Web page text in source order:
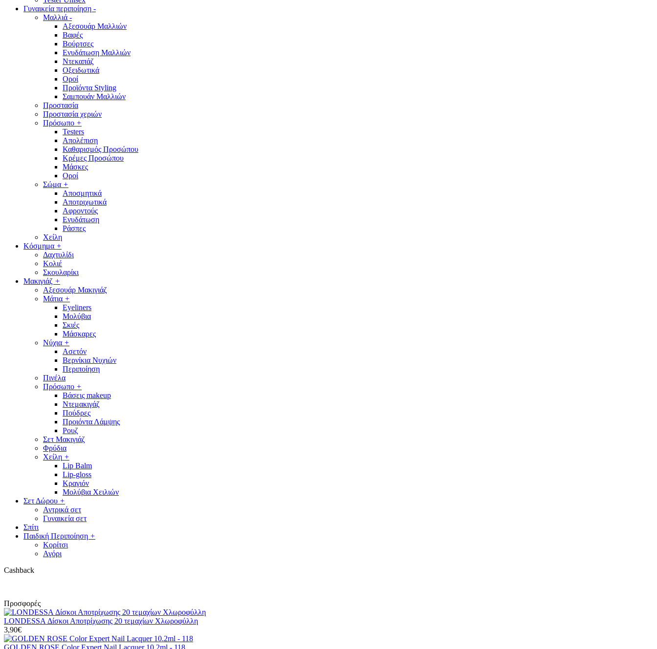
Γυναικεία περιποίηση -
Μαλλιά -
Αξεσουάρ Μαλλιών
Βαφές
Βούρτσες
Ενυδάτωση Μαλλιών
Ντεκαπάζ
Οξειδωτικά
Οροί
Προϊόντα Styling
Σαμπουάν Μαλλιών
Προστασία
Προστασία χεριών
Πρόσωπο +
Testers
Απολέπιση
Καθαρισμός Προσώπου
Κρέμες Προσώπου
Μάσκες
Οροί
Σώμα +
Αποσμητικά
Αποτριχωτικά
Αφροντούς
Ενυδάτωση
Ράσπες
Χείλη
Κόσμημα +
Δαχτυλίδι
Κολιέ
Σκουλαρίκι
Μακιγιάζ +
Αξεσουάρ Μακιγιάζ
Μάτια +
Eyeliners
Μολύβια
Σκιές
Μάσκαρες
Νύχια +
Ασετόν
Βερνίκια Νυχιών
Περιποίηση
Πινέλα
Πρόσωπο +
Βάσεις makeup
Ντεμακιγάζ
Πούδρες
Προιόντα Λάμψης
Ρουζ
Σετ Μακιγιάζ
Φρύδια
Χείλη +
Lip Balm
Lip-gloss
Κραγιόν
Μολύβια Χειλιών
Σετ Δώρου +
Αντρικά σετ
Γυναικεία σετ
Σπίτι
Παιδική Περιποίηση +
Κορίτσι
Αγόρι
Cashback
Προσφορές
LONDESSA Δίσκοι Αποτρίχωσης 20 τεμαχίων Χλωροφύλλη
3,90€
GOLDEN ROSE Color Expert Nail Lacquer 10.2ml - 118